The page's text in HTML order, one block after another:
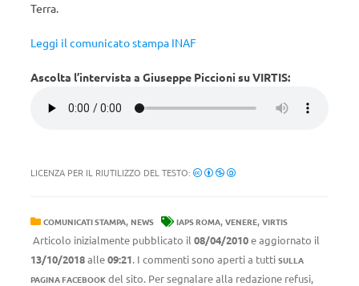
Terra.
Leggi il comunicato stampa INAF
Ascolta l’intervista a Giuseppe Piccioni su VIRTIS:
LICENZA PER IL RIUTILIZZO DEL TESTO:
COMUNICATI STAMPA, NEWS IAPS ROMA, VENERE, VIRTIS
Articolo inizialmente pubblicato il 08/04/2010e aggiornato il
13/10/2018alle09:21. I commenti sono aperti a tutti SULLA
PAGINA FACEBOOK del sito. Per segnalare alla redazione refusi,